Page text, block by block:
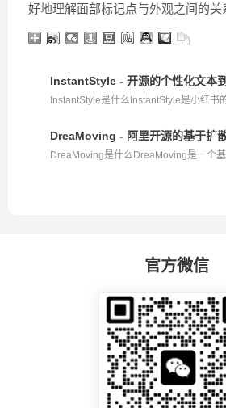
好地理解面部标记点与外观之间的关
InstantStyle - 开源的个性化文本
InstantStyle是什么InstantStyle是小红书
DreaMoving - 阿里开源的基于扩
DreaMoving是什么DreaMoving是一个
官方微信